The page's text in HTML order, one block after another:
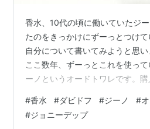
香水、10代の頃に働いていたジ
たのをきっかけにずーっとつけ
自分について書いてみようと思
ここ数年、ずーっとこれを使っ
ーノというオードトワレです。
ジーノの前はずーっとピンクドラ
コロンとムスクを使い分けてまし
#香水 #ダビドフ #ジーノ #
#ジョニーデップ